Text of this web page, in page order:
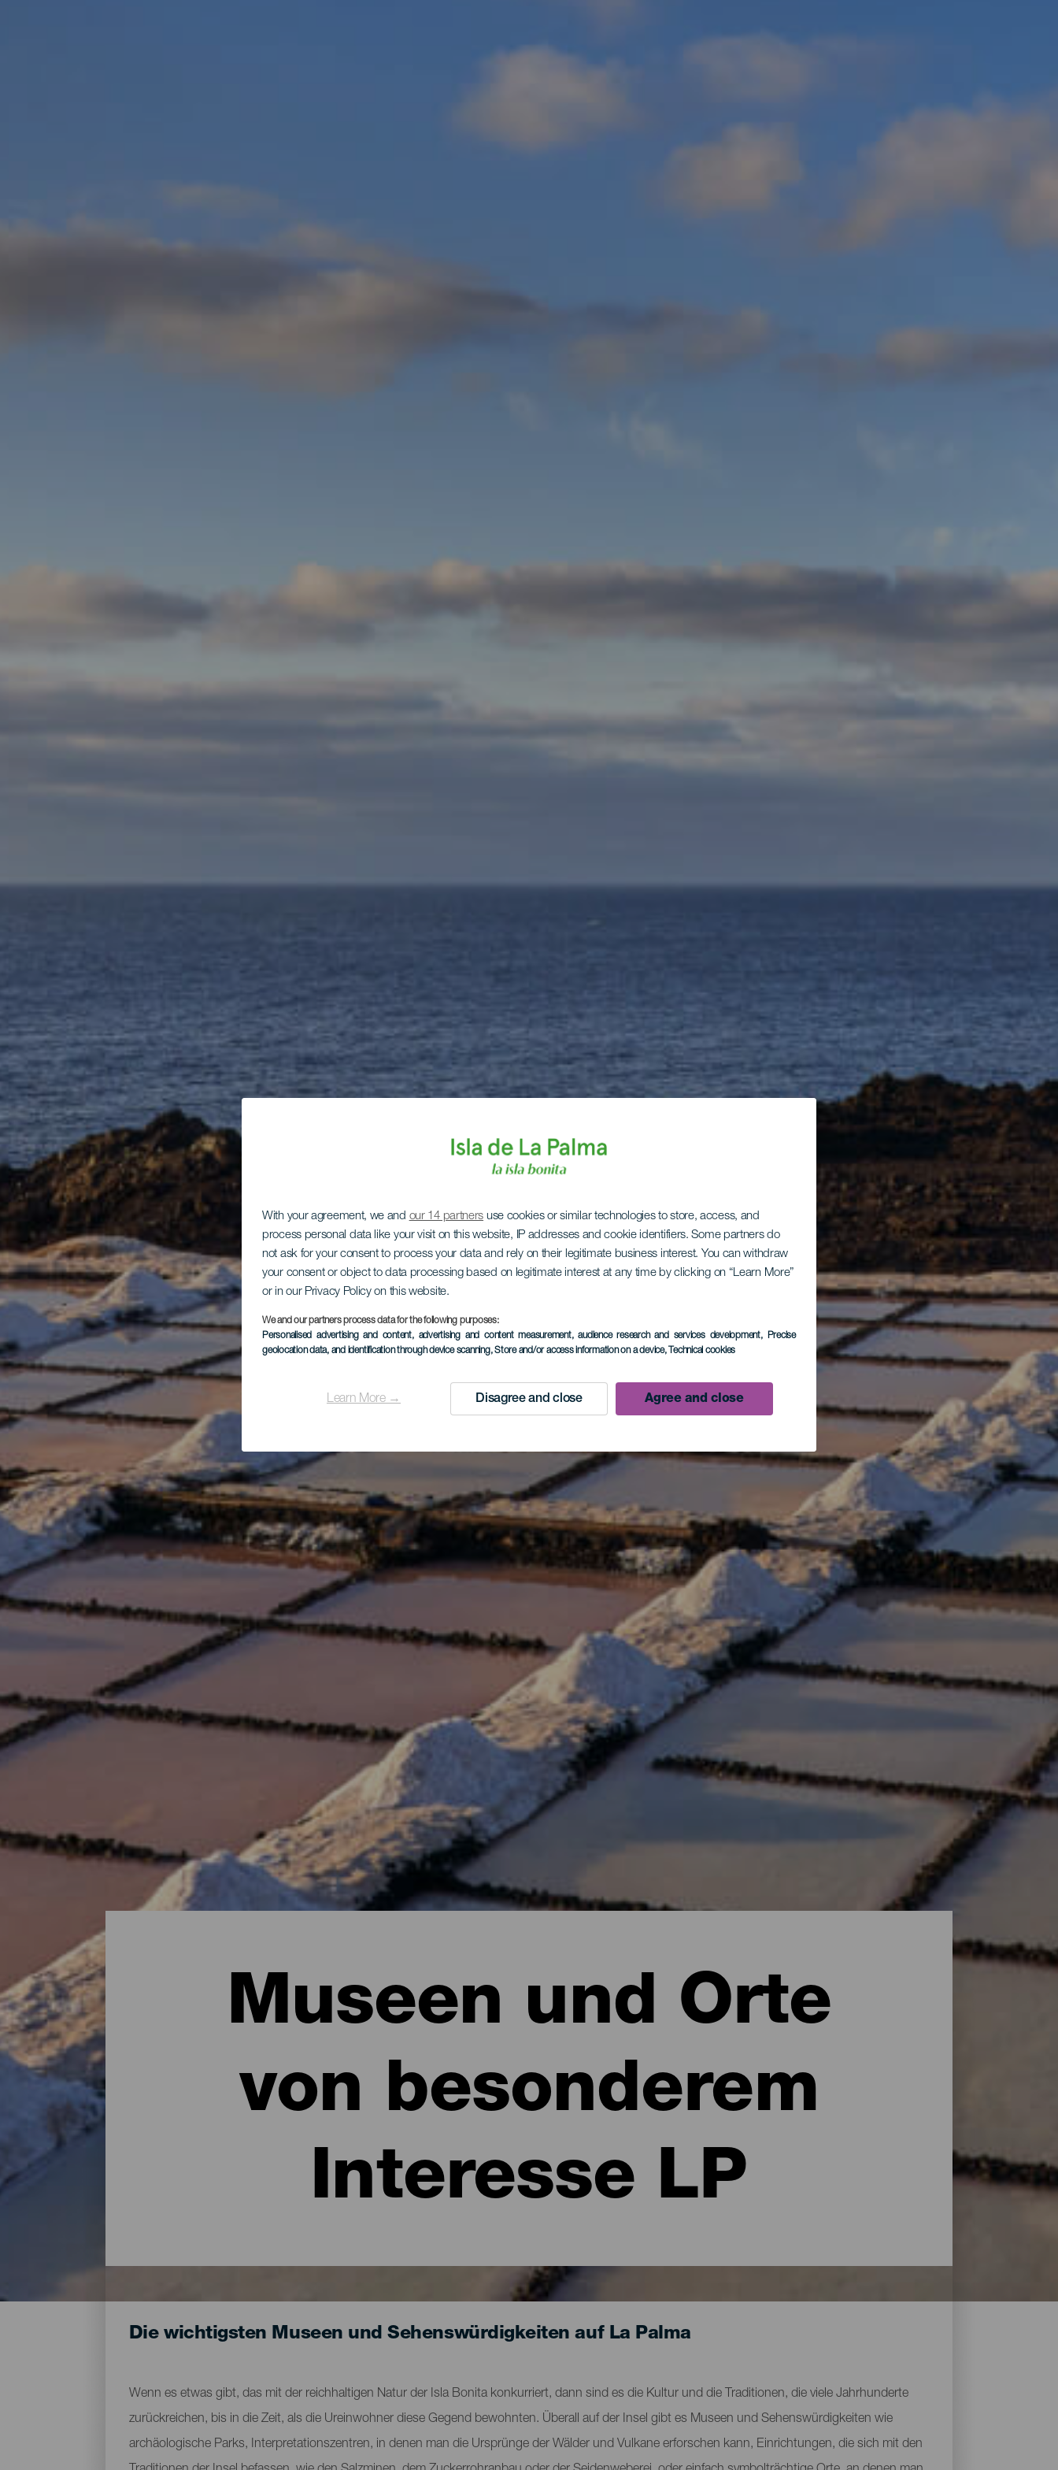
With your agreement, we and our 14 partners use cookies or similar technologies to store, access, and
process personal data like your visit on this website, IP addresses and cookie identifiers. Some partners do
not ask for your consent to process your data and rely on their legitimate business interest. You can withdraw
your consent or object to data processing based on legitimate interest at any time by clicking on “Learn More”
or in our Privacy Policy on this website.
We and our partners process data for the following purposes:
Personalised advertising and content, advertising and content measurement, audience research and services development, Precise
geolocation data, and identification through device scanning, Store and/or access information on a device, Technical cookies
Learn More → Disagree and close Agree and close
Museen und Orte
von besonderem
Interesse LP
Die wichtigsten Museen und Sehenswürdigkeiten auf La Palma
Wenn es etwas gibt, das mit der reichhaltigen Natur der Isla Bonita konkurriert, dann sind es die Kultur und die Traditionen, die viele Jahrhunderte
zurückreichen, bis in die Zeit, als die Ureinwohner diese Gegend bewohnten. Überall auf der Insel gibt es Museen und Sehenswürdigkeiten wie
archäologische Parks, Interpretationszentren, in denen man die Ursprünge der Wälder und Vulkane erforschen kann, Einrichtungen, die sich mit den